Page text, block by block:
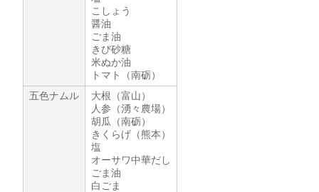
こしょう
醤油
ごま油
きび砂糖
米ぬか油
トマト（南砺）
五色ナムル
大根（富山）
人参（湧々農場）
胡瓜（南砺）
きくらげ（熊本）
塩
オーサワ中華だし
ごま油
白ごま